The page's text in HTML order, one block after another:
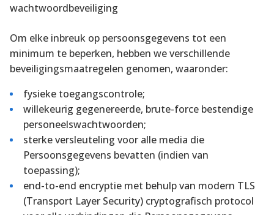
wachtwoordbeveiliging
Om elke inbreuk op persoonsgegevens tot een
minimum te beperken, hebben we verschillende
beveiligingsmaatregelen genomen, waaronder:
fysieke toegangscontrole;
willekeurig gegenereerde, brute-force bestendige
personeelswachtwoorden;
sterke versleuteling voor alle media die
Persoonsgegevens bevatten (indien van
toepassing);
end-to-end encryptie met behulp van modern TLS
(Transport Layer Security) cryptografisch protocol